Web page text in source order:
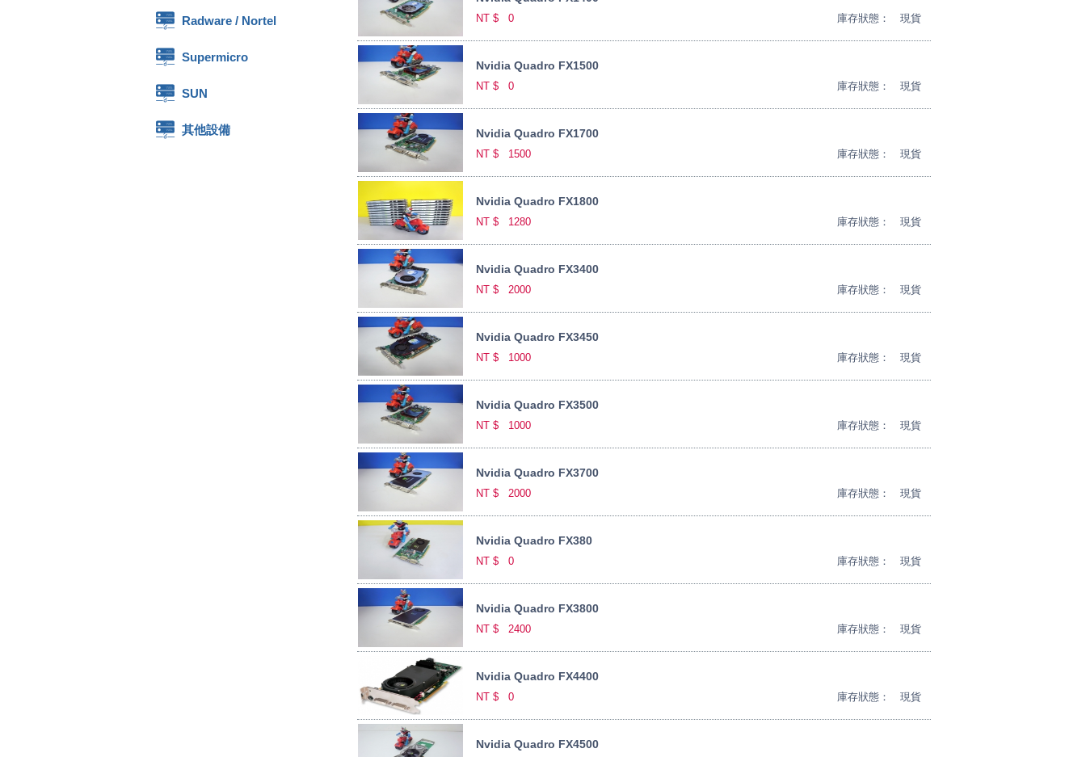
Radware / Nortel
Supermicro
SUN
其他設備
NT $ 0 庫存狀態： 現貨
Nvidia Quadro FX1500
NT $ 0 庫存狀態： 現貨
Nvidia Quadro FX1700
NT $ 1500 庫存狀態： 現貨
Nvidia Quadro FX1800
NT $ 1280 庫存狀態： 現貨
Nvidia Quadro FX3400
NT $ 2000 庫存狀態： 現貨
Nvidia Quadro FX3450
NT $ 1000 庫存狀態： 現貨
Nvidia Quadro FX3500
NT $ 1000 庫存狀態： 現貨
Nvidia Quadro FX3700
NT $ 2000 庫存狀態： 現貨
Nvidia Quadro FX380
NT $ 0 庫存狀態： 現貨
Nvidia Quadro FX3800
NT $ 2400 庫存狀態： 現貨
Nvidia Quadro FX4400
NT $ 0 庫存狀態： 現貨
Nvidia Quadro FX4500